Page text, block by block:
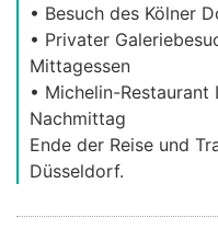
• Besuch des Kölner
• Privater
Mittagessen
• Michelin-Restaurant
Nachmittag
Ende der Reise und
Düsseldorf.